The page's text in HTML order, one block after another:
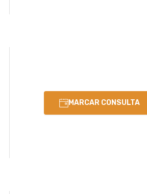
MARCAR CONSULTA